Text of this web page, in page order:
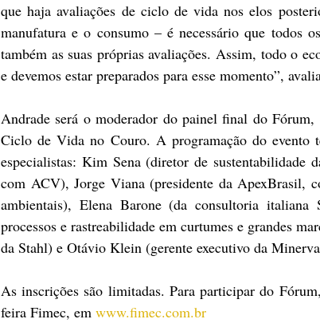
que haja avaliações de ciclo de vida nos elos
manufatura e o consumo – é necessário que todos
também as suas próprias avaliações. Assim, todo o
e devemos estar preparados para esse momento”,
Andrade será o moderador do painel final do
Ciclo de Vida no Couro. A programação do evento
especialistas: Kim Sena (diretor de sustentabilidade
com ACV), Jorge Viana (presidente da ApexBrasil,
ambientais), Elena Barone (da consultoria
processos e rastreabilidade em curtumes e grandes
da Stahl) e Otávio Klein (gerente executivo da
As inscrições são limitadas. Para participar do
feira Fimec, em www.fimec.com.br